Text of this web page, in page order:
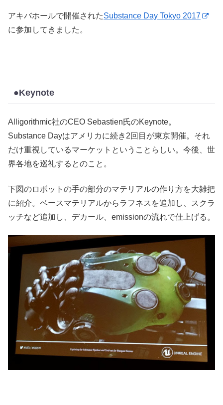
アキバホールで開催されたSubstance Day Tokyo 2017
に参加してきました。
●Keynote
Alligorithmic社のCEO Sebastien氏のKeynote。
Substance Dayはアメリカに続き2回目が東京開催。それ
だけ重視しているマーケットということらしい。今後、世
界各地を巡礼するとのこと。
下図のロボットの手の部分のマテリアルの作り方を大雑把
に紹介。ベースマテリアルからラフネスを追加し、スクラ
ッチなど追加し、デカール、emissionの流れで仕上げる。